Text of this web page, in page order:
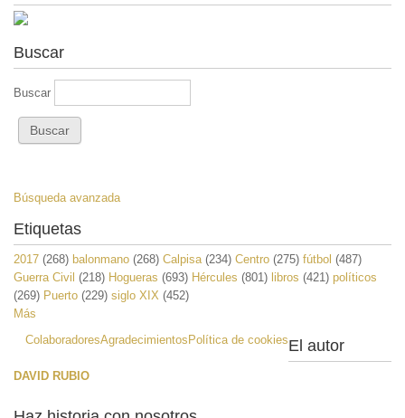
Buscar
Buscar
Búsqueda avanzada
Etiquetas
2017 (268) balonmano (268) Calpisa(234) Centro (275) fútbol (487)
Guerra Civil (218) Hogueras (693) Hércules (801) libros (421) políticos
(269) Puerto (229) siglo XIX (452)
Más
ColaboradoresAgradecimientosPolítica de cookiesEl autor
DAVID RUBIO